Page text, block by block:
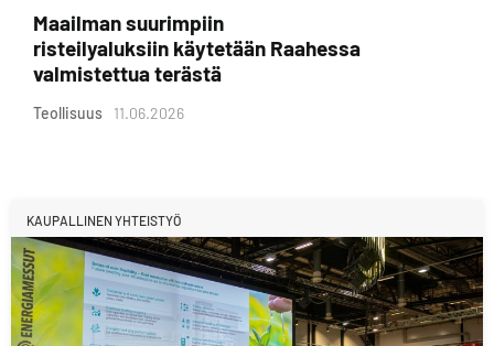
Maailman suurimpiin
risteilyaluksiin käytetään Raahessa
valmistettua terästä
Teollisuus 11.06.2026
KAUPALLINEN YHTEISTYÖ